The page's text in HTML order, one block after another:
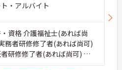
・アルバイト
資格 介護福祉士(あれば尚
務者研修修了者(あれば尚可)
研修修了者(あれば尚可) ※
募可